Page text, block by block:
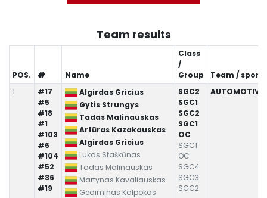
Team results
POS. # Name
Class
/
Group
Team /
1
#17
#5
#18
#1
#103
#6
#104
#52
#36
#19
Algirdas Gricius
Gytis Strungys
Tadas Malinauskas
Artūras Kazakauskas
Algirdas Gricius
Lukas Staškūnas
Tadas Malinauskas
Martynas Kavaliauskas
Gediminas Kalpokas
SGC2
SGC1
SGC2
SGC1
OC
SGC1
OC
SGC4
SGC3
SGC2